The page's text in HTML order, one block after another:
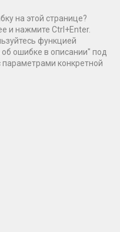
на этой странице?
и нажмите Ctrl+Enter.
функцией
ошибке в описании" под
параметрами конкретной